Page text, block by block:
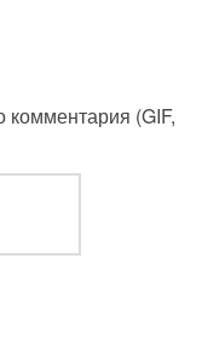
(GIF,